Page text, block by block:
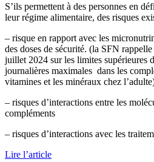
S’ils permettent à des personnes en
leur régime alimentaire, des risques
– risque en rapport avec les
des doses de sécurité. (la SFN
juillet 2024 sur les limites supérieures
journalières maximales dans les
vitamines et les minéraux chez
– risques d’interactions entre les
compléments
– risques d’interactions avec les
Lire l’article